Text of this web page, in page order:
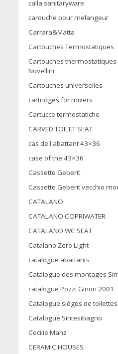
calla sanitaryware
carouche pour melangeur
Carrara&Matta
Cartouches Termostatiques
Cartouches thermostatiques
Novellini
Cartouches universelles
cartridges for mixers
Cartucce termostatiche
CARVED TOILET SEAT
cas de l'abattant 43×36
case of the 43×36
Cassette Geberit
Cassette Geberit vecchio
CATALANO
CATALANO COPRIWATER
CATALANO WC SEAT
Catalano Zero Light
catalogue abattants
Catalogue des montages
catalogue Pozzi Ginori 2001
Catalogue sièges de
Catalogue Sintesibagno
Cecilie Manz
CERAMIC HOUSES